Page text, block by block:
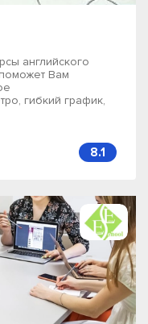
английского
Вам
гибкий график,
8.1